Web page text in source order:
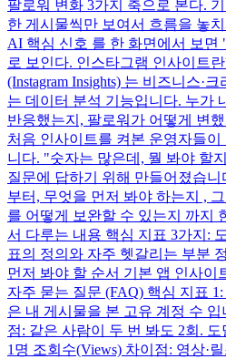
팔로워 변화 3가지 축으로 본다.
한 게시물씩만 보여서 흐름을 놓
AI 핵심 신호 를 한 화면에서 보
로 보인다. 인스타그램 인사이트
(Instagram Insights) 는 비즈니스·
는 데이터 분석 기능입니다. 누가
반응했는지, 팔로워가 어떻게 변
처음 인사이트를 켜본 운영자들
니다. "숫자는 많은데, 뭘 봐야 할
질문에 답하기 위해 만들어졌습니
부터, 무엇을 먼저 봐야 하는지 ,
를 어떻게 보완할 수 있는지 까지
서 다루는 내용 핵심 지표 3가지:
표의 정의와 자주 헷갈리는 부분
먼저 봐야 할 순서 기본 앱 인사이
자주 묻는 질문 (FAQ) 핵심 지표 1:
은 내 게시물을 본 고유 계정 수 입
점: 같은 사람이 두 번 봐도 2회.
1명 조회수(Views) 차이점: 영상·